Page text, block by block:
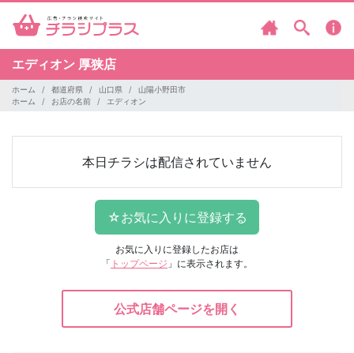
エディオン 厚狭店
ホーム 都道府県 山口県
山陽小野田市
ホーム
お店の名前 エディオン
本日チラシは配信されていません
お気に入りに登録したお店は
「 トップページ 」に表示されます。
公式店舗ページを開く